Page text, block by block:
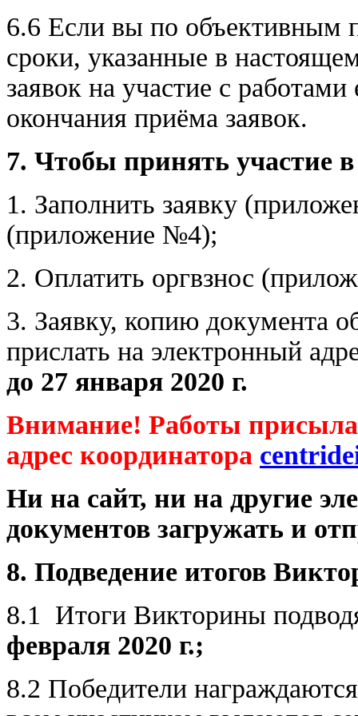
6.6 Если вы по объективным
сроки, указанные в
заявок на участие с
окончания приёма заявок.
7. Чтобы принять участие
1. Заполнить заявку
(приложение №4);
2. Оплатить оргвзнос
3. Заявку, копию документа
прислать на электронный
до 27 января 2020 г.
Внимание! Работы
адрес координатора
Ни на сайт, ни на другие
документов загружать и
8. Подведение итогов
8.1 Итоги Викторины
февраля 2020 г.;
8.2 Победители